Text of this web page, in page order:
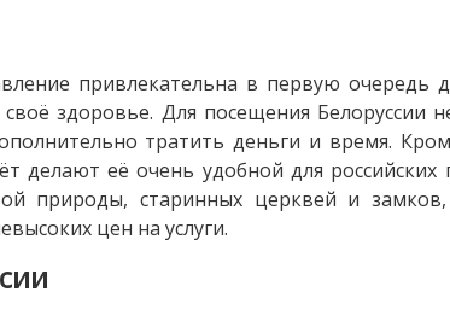
привлекательна в первую очередь
здоровье. Для посещения Белоруссии
тратить деньги и время.
делают её очень удобной для российских
природы, старинных церквей и
цен на услуги.